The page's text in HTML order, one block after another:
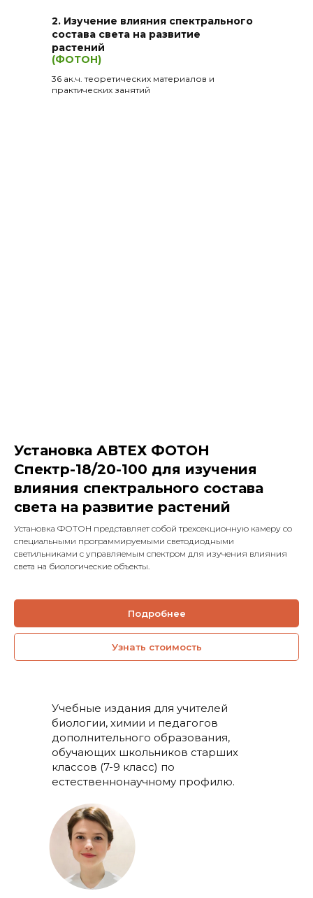
(ФОТОН)
36 ак.ч. теоретических материалов и
практических занятий
2. Изучение влияния спектрального
состава света на развитие
растений
Установка АВТЕХ ФОТОН
Спектр-18/20-100 для изучения
влияния спектрального состава
света на развитие растений
Установка ФОТОН представляет собой трехсекционную камеру со
специальными программируемыми светодиодными
светильниками с управляемым спектром для изучения влияния
света на биологические объекты.
Подробнее
Узнать стоимость
Учебные издания для учителей
биологии, химии и педагогов
дополнительного образования,
обучающих школьников старших
классов (7-9 класс) по
естественнонаучному профилю.